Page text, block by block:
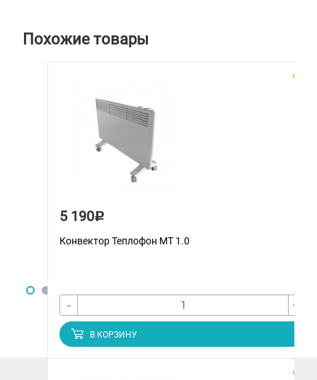
Похожие товары
5 190Р
Конвектор Теплофон МT 1.0
- +
В КОРЗИНУ